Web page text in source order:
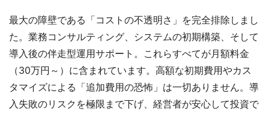
最大の障壁である「コストの不透明さ」を完全排除しまし
た。業務コンサルティング、システムの初期構築、そして
導入後の伴走型運用サポート。これらすべてが月額料金
（30万円～）に含まれています。高額な初期費用やカス
タマイズによる「追加費用の恐怖」は一切ありません。導
入失敗のリスクを極限まで下げ、経営者が安心して投資で